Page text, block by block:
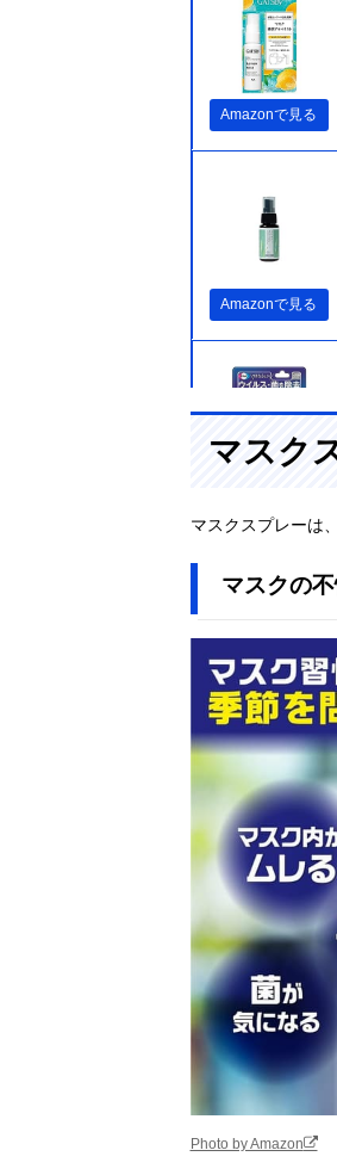
Amazonで見る
Amazonで見る
Amazonで見る
Amazonで見る
Amazonで見る
Amazonで見る
マスク
マスクスプレーは
マスクの
Photo by Amazon